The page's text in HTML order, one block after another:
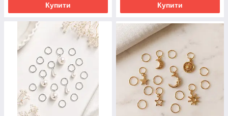
Купити Купити